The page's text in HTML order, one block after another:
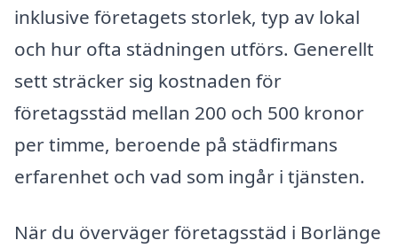
inklusive företagets storlek, typ av lokal
och hur ofta städningen utförs. Generellt
sett sträcker sig kostnaden för
företagsstäd mellan 200 och 500 kronor
per timme, beroende på städfirmans
erfarenhet och vad som ingår i tjänsten.
När du överväger företagsstäd i Borlänge